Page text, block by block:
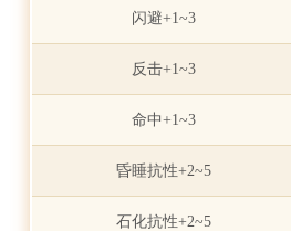
闪避+1~3
反击+1~3
命中+1~3
昏睡抗性+2~5
石化抗性+2~5